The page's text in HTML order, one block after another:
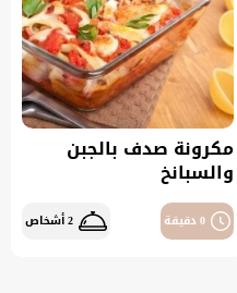
مكرونة صدف بالجبن
والسبانخ
0 دقيقة 2 أشخاص